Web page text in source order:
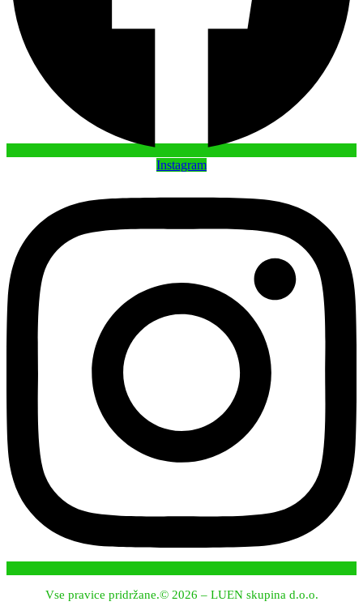
Instagram
Vse pravice pridržane.© 2026 – LUEN skupina d.o.o.